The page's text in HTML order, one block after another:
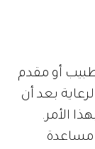
أو مقدم
بعد أن
الأمر.
مساعدة